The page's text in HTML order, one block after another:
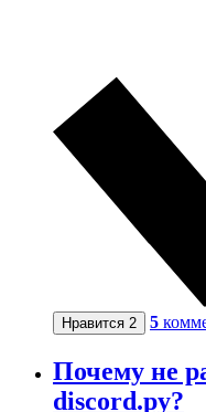
Нравится 2 5
Почему не
discord.py?